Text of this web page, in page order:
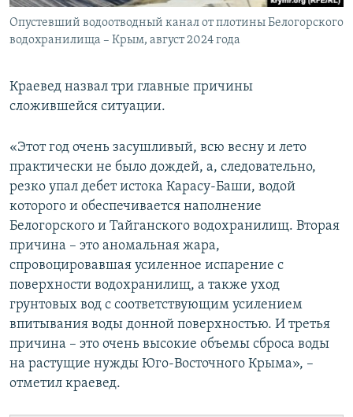
Опустевший водоотводный канал от плотины Белогорского
водохранилища – Крым, август 2024 года
Краевед назвал три главные причины
сложившейся ситуации.
«Этот год очень засушливый, всю весну и лето
практически не было дождей, а, следовательно,
резко упал дебет истока Карасу-Баши, водой
которого и обеспечивается наполнение
Белогорского и Тайганского водохранилищ. Вторая
причина – это аномальная жара,
спровоцировавшая усиленное испарение с
поверхности водохранилищ, а также уход
грунтовых вод с соответствующим усилением
впитывания воды донной поверхностью. И третья
причина – это очень высокие объемы сброса воды
на растущие нужды Юго-Восточного Крыма», –
отметил краевед.